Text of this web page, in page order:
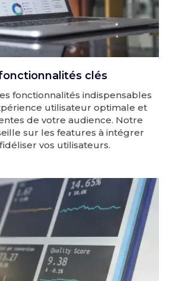
clés
fonctionnalités indispensables
utilisateur optimale et
de votre audience. Notre
sur les features à intégrer
vos utilisateurs.